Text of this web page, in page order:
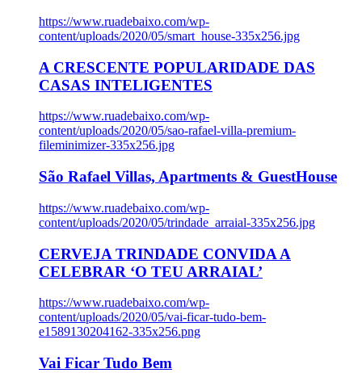
https://www.ruadebaixo.com/wp-
content/uploads/2020/05/smart_house-335x256.jpg
A CRESCENTE POPULARIDADE DAS
CASAS INTELIGENTES
https://www.ruadebaixo.com/wp-
content/uploads/2020/05/sao-rafael-villa-premium-
fileminimizer-335x256.jpg
São Rafael Villas, Apartments & GuestHouse
https://www.ruadebaixo.com/wp-
content/uploads/2020/05/trindade_arraial-335x256.jpg
CERVEJA TRINDADE CONVIDA A
CELEBRAR ‘O TEU ARRAIAL’
https://www.ruadebaixo.com/wp-
content/uploads/2020/05/vai-ficar-tudo-bem-
e1589130204162-335x256.png
Vai Ficar Tudo Bem